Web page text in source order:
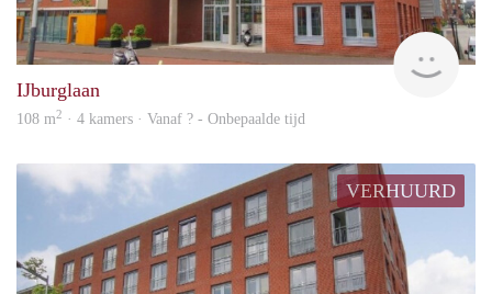
IJburglaan
108 m2 · 4 kamers · Vanaf ? - Onbepaalde tijd
VERHUURD